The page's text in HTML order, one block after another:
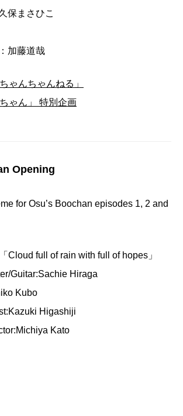
保まさひこ
加藤道哉
ゃんちゃんねる」
ゃん」 特別企画
Opening
for Osu’s Boochan episodes 1, 2 and
Cloud full of rain with full of hopes」
Guitar:Sachie Hiraga
Kubo
Higashiji
Kato